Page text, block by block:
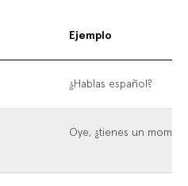
Ejemplo
¿Hablas español?
Oye, ¿tienes un